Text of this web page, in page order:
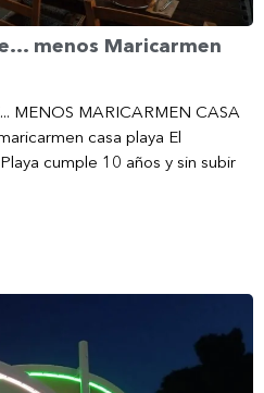
menos Maricarmen
MENOS MARICARMEN CASA
casa playa El
cumple 10 años y sin subir